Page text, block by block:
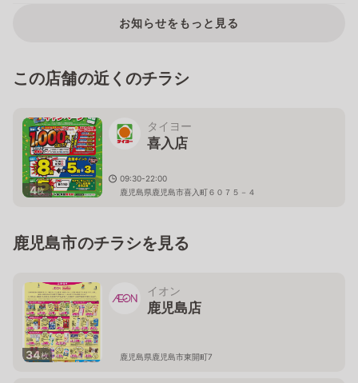
お知らせをもっと見る
この店舗の近くのチラシ
4枚
タイヨー
喜入店
09:30-22:00
鹿児島県鹿児島市喜入町６０７５－４
鹿児島市のチラシを見る
34枚
イオン
鹿児島店
鹿児島県鹿児島市東開町7